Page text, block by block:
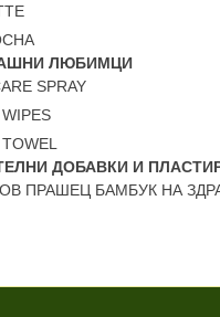
ЛЮБИМЦИ
SPRAY
TOWEL
ДОБАВКИ И
ПРАШЕЦ БАМБУК НА